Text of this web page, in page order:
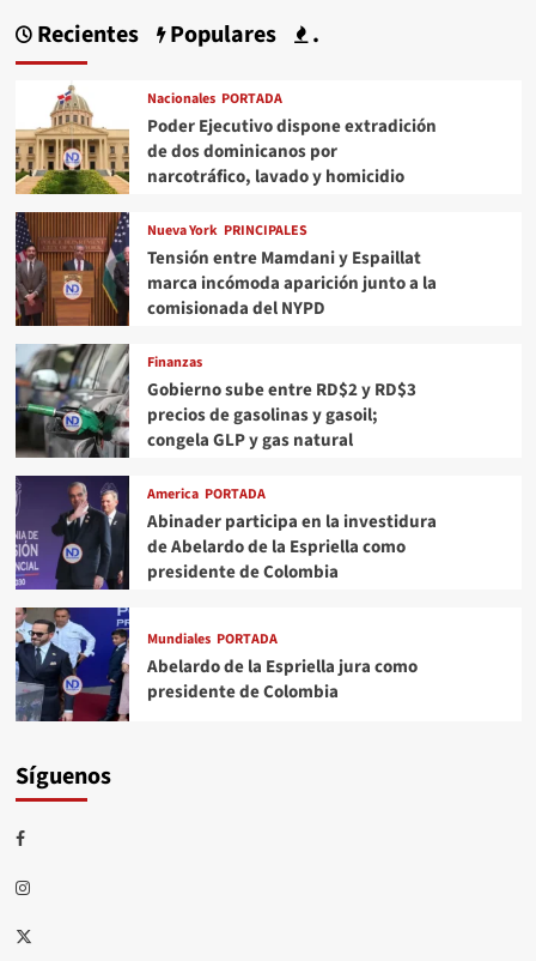
Recientes Populares .
Nacionales PORTADA
Poder Ejecutivo dispone extradición
de dos dominicanos por
narcotráfico, lavado y homicidio
Nueva York PRINCIPALES
Tensión entre Mamdani y Espaillat
marca incómoda aparición junto a la
comisionada del NYPD
Finanzas
Gobierno sube entre RD$2 y RD$3
precios de gasolinas y gasoil;
congela GLP y gas natural
America PORTADA
Abinader participa en la investidura
de Abelardo de la Espriella como
presidente de Colombia
Mundiales PORTADA
Abelardo de la Espriella jura como
presidente de Colombia
Síguenos